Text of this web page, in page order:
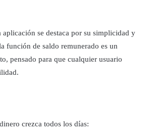
se destaca por su simplicidad y
función de saldo remunerado es un
pensado para que cualquier usuario
crezca todos los días: